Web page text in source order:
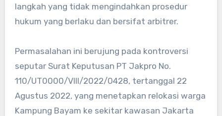
langkah yang tidak mengindahkan prosedur
hukum yang berlaku dan bersifat arbitrer.
Permasalahan ini berujung pada kontroversi
seputar Surat Keputusan PT Jakpro No.
110/UT0000/VIII/2022/0428, tertanggal 22
Agustus 2022, yang menetapkan relokasi warga
Kampung Bayam ke sekitar kawasan Jakarta